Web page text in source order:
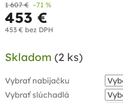
1 607 € –71 %
453 €
453 € bez DPH
cena:
Skladom (2 ks)
Vybrať nabíjačku
Vybrať slúchadlá